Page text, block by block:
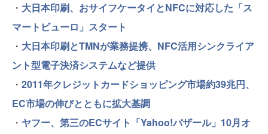
・ 大日本印刷、おサイフケータイとNFCに対応した「ス
マートビューロ」スタート
・ 大日本印刷とTMNが業務提携、NFC活用シンクライア
ント型電子決済システムなど提供
・ 2011年クレジットカードショッピング市場約39兆円、
EC市場の伸びとともに拡大基調
・ ヤフー、第三のECサイト「Yahoo!バザール」10月オ